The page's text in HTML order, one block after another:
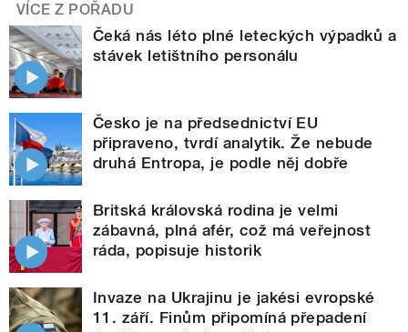
VÍCE Z POŘADU
Čeká nás léto plné leteckých výpadků a
stávek letištního personálu
Česko je na předsednictví EU
připraveno, tvrdí analytik. Že nebude
druhá Entropa, je podle něj dobře
Britská královská rodina je velmi
zábavná, plná afér, což má veřejnost
ráda, popisuje historik
Invaze na Ukrajinu je jakési evropské
11. září. Finům připomíná přepadení